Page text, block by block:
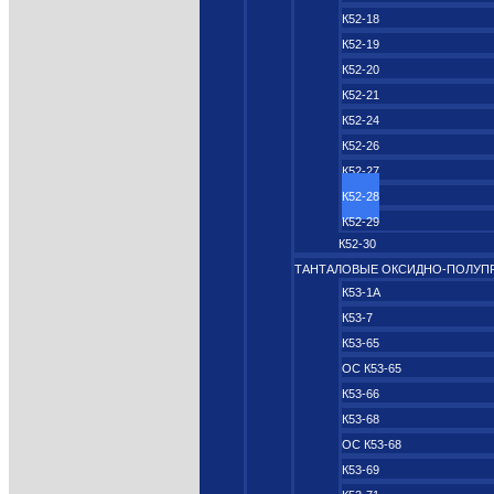
К52-18
К52-19
К52-20
К52-21
К52-24
К52-26
К52-27
К52-28
К52-29
К52-30
ТАНТАЛОВЫЕ
К53-1А
К53-7
К53-65
ОС К53-65
К53-66
К53-68
ОС К53-68
К53-69